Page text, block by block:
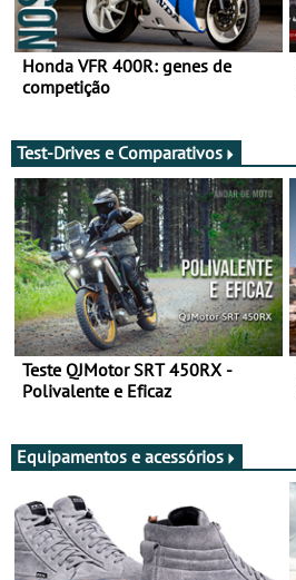
Honda VFR 400R: genes de
competição
Test-Drives e Comparativos
Teste QJMotor SRT 450RX -
Polivalente e Eficaz
Equipamentos e acessórios